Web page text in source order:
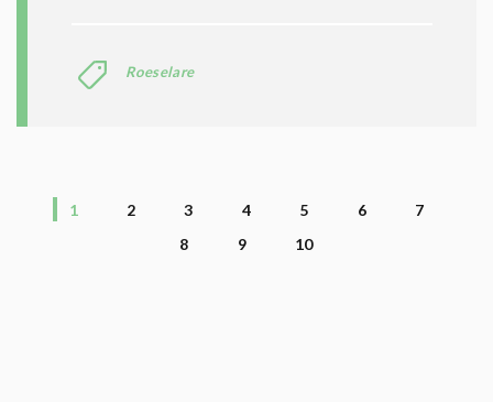
Roeselare
1 2 3 4 5 6
7
8
9 10